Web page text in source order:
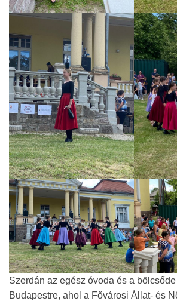
Szerdán az egész óvoda és a bölcsőde
Budapestre, ahol a Fővárosi Állat- és